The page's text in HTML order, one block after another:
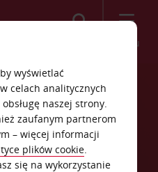
Menu
wyświetlać
celach analitycznych
naszej strony.
zaufanym partnerom
– więcej informacji
plików cookie.
się na wykorzystanie